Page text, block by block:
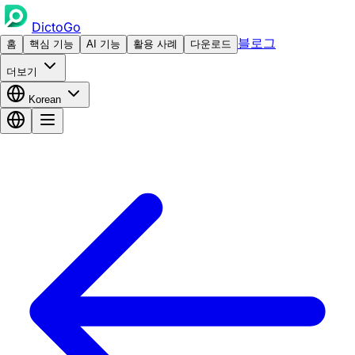
DictoGo
홈 핵심 기능 AI 기능 활용 사례 다운로드 블로그
더보기
Korean